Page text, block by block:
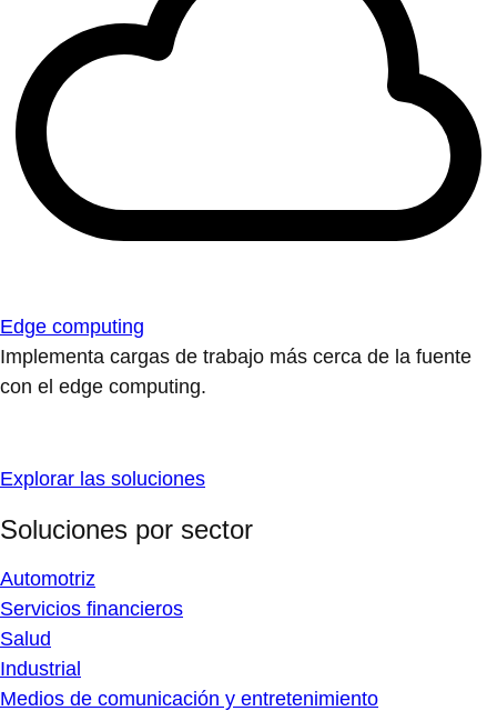
Edge computing
Implementa cargas de trabajo más cerca de la fuente
con el edge computing.
Explorar las soluciones
Soluciones por sector
Automotriz
Servicios financieros
Salud
Industrial
Medios de comunicación y entretenimiento